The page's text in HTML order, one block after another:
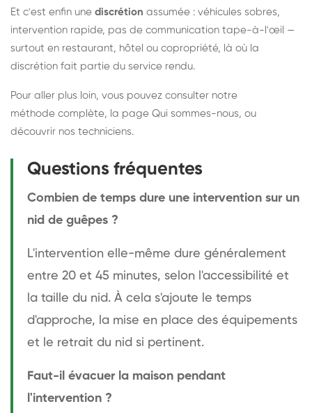
Et c'est enfin une discrétion assumée : véhicules sobres,
intervention rapide, pas de communication tape-à-l'œil —
surtout en restaurant, hôtel ou copropriété, là où la
discrétion fait partie du service rendu.
Pour aller plus loin, vous pouvez consulter notre
méthode complète, la page Qui sommes-nous, ou
découvrir nos techniciens.
Questions fréquentes
Combien de temps dure une intervention sur un
nid de guêpes ?
L'intervention elle-même dure généralement
entre 20 et 45 minutes, selon l'accessibilité et
la taille du nid. À cela s'ajoute le temps
d'approche, la mise en place des équipements
et le retrait du nid si pertinent.
Faut-il évacuer la maison pendant
l'intervention ?